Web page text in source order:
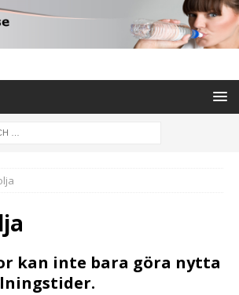
kan inte bara göra nytta